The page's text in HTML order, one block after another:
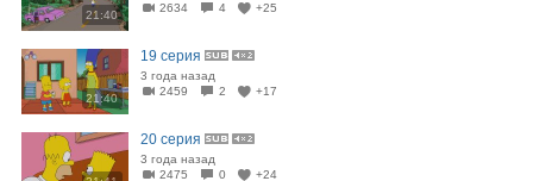
21:40
2634
4 +25
21:40
19 серия
3 года назад
2459
2 +17
20 серия
3 года назад
2475
0 +24